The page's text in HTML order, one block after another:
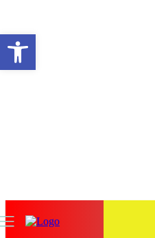
Abrir a barra de ferramentas